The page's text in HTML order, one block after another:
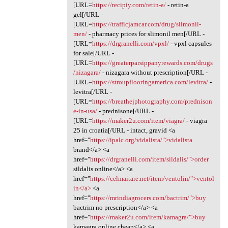
[URL=https://recipiy.com/retin-a/- retin-a
gel[/URL -
[URL=https://trafficjamcar.com/drug/slimonil-
men/- pharmacy prices for slimonil men[/URL -
[URL=https://drgranelli.com/vpxl/- vpxl capsules
for sale[/URL -
[URL=https://greaterparsippanyrewards.com/drugs
/nizagara/- nizagara without prescription[/URL -
[URL=https://stroupflooringamerica.com/levitra/-
levitra[/URL -
[URL=https://breathejphotography.com/prednison
e-in-usa/- prednisone[/URL -
[URL=https://maker2u.com/item/viagra/- viagra
25 in croatia[/URL - intact, gravid <a
href="https://ipalc.org/vidalista/">vidalista
brand</a> <a
href="https://drgranelli.com/item/sildalis/">order
sildalis online</a> <a
href="https://celmaitare.net/item/ventolin/">ventol
in</a><a
href="https://mrindiagrocers.com/bactrim/">buy
bactrim no prescription</a> <a
href="https://maker2u.com/item/kamagra/">buy